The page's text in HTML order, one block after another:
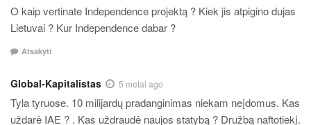
O kaip vertinate Independence projektą ? Kiek jis atpigino dujas
Lietuvai ? Kur Independence dabar ?
Atsakyti
Global-Kapitalistas 5 metai ago
Tyla tyruose. 10 milijardų pradanginimas niekam neįdomus. Kas
uždarė IAE ? . Kas uždraudė naujos statybą ? Družbą naftotiekį.